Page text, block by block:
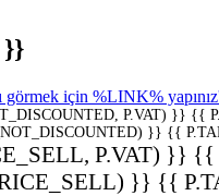
}}
görmek için %LINK%
P.VAT) }} {{
}} {{
P.VAT) }} {{
}} {{